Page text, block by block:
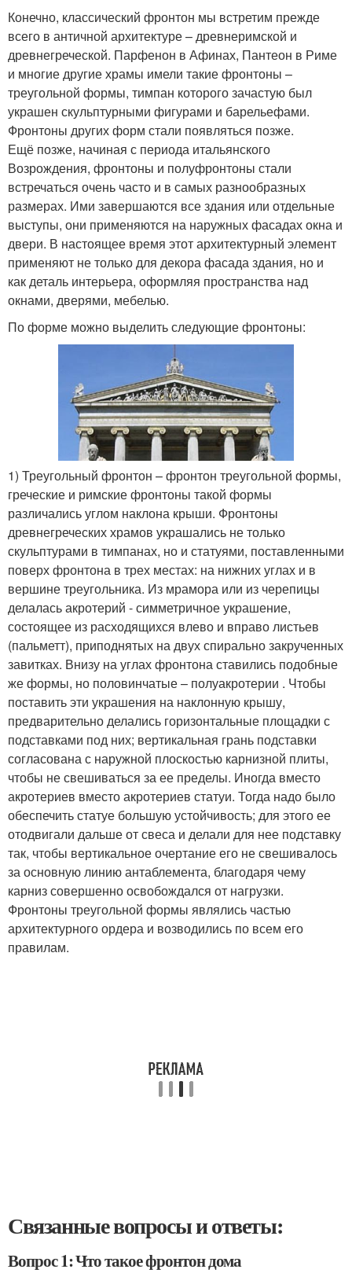
Конечно, классический фронтон мы встретим прежде
всего в античной архитектуре – древнеримской и
древнегреческой. Парфенон в Афинах, Пантеон в Риме
и многие другие храмы имели такие фронтоны –
треугольной формы, тимпан которого зачастую был
украшен скульптурными фигурами и барельефами.
Фронтоны других форм стали появляться позже.
Ещё позже, начиная с периода итальянского
Возрождения, фронтоны и полуфронтоны стали
встречаться очень часто и в самых разнообразных
размерах. Ими завершаются все здания или отдельные
выступы, они применяются на наружных фасадах окна и
двери. В настоящее время этот архитектурный элемент
применяют не только для декора фасада здания, но и
как деталь интерьера, оформляя пространства над
окнами, дверями, мебелью.
По форме можно выделить следующие фронтоны:
1) Треугольный фронтон – фронтон треугольной формы,
греческие и римские фронтоны такой формы
различались углом наклона крыши. Фронтоны
древнегреческих храмов украшались не только
скульптурами в тимпанах, но и статуями, поставленными
поверх фронтона в трех местах: на нижних углах и в
вершине треугольника. Из мрамора или из черепицы
делалась акротерий - симметричное украшение,
состоящее из расходящихся влево и вправо листьев
(пальметт), приподнятых на двух спирально закрученных
завитках. Внизу на углах фронтона ставились подобные
же формы, но половинчатые – полуакротерии . Чтобы
поставить эти украшения на наклонную крышу,
предварительно делались горизонтальные площадки с
подставками под них; вертикальная грань подставки
согласована с наружной плоскостью карнизной плиты,
чтобы не свешиваться за ее пределы. Иногда вместо
акротериев вместо акротериев статуи. Тогда надо было
обеспечить статуе большую устойчивость; для этого ее
отодвигали дальше от свеса и делали для нее подставку
так, чтобы вертикальное очертание его не свешивалось
за основную линию антаблемента, благодаря чему
карниз совершенно освобождался от нагрузки.
Фронтоны треугольной формы являлись частью
архитектурного ордера и возводились по всем его
правилам.
Связанные вопросы и ответы:
Вопрос 1: Что такое фронтон дома